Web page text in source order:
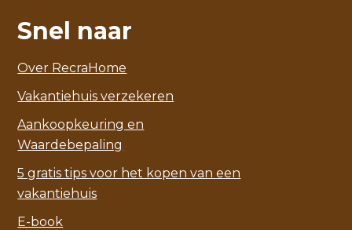
Snel naar
Over RecraHome
Vakantiehuis verzekeren
Aankoopkeuring en
Waardebepaling
5 gratis tips voor het kopen van een
vakantiehuis
E-book